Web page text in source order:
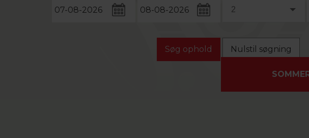
2
Nulstil søgning